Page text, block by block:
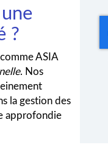
?
ASIA
. Nos
la gestion des
approfondie